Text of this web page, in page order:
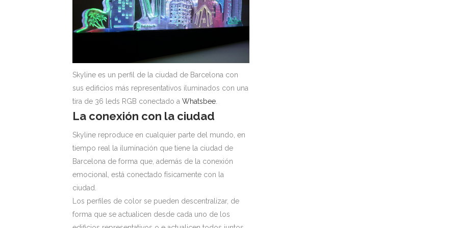
Skyline es un perfil de la ciudad de Barcelona con
sus edificios más representativos iluminados con una
tira de 36 leds RGB conectado a Whatsbee
La conexión con la ciudad
Skyline reproduce en cualquier parte del mundo, en
tiempo real la iluminación que tiene la ciudad de
Barcelona de forma que, además de la conexión
emocional, está conectado físicamente con la
ciudad.
Los perfiles de color se pueden descentralizar, de
forma que se actualicen desde cada uno de los